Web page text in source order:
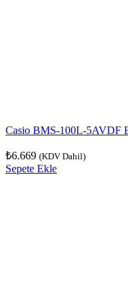
Casio BMS-100L-5AVDF
₺6.669 (KDV Dahil)
Sepete Ekle